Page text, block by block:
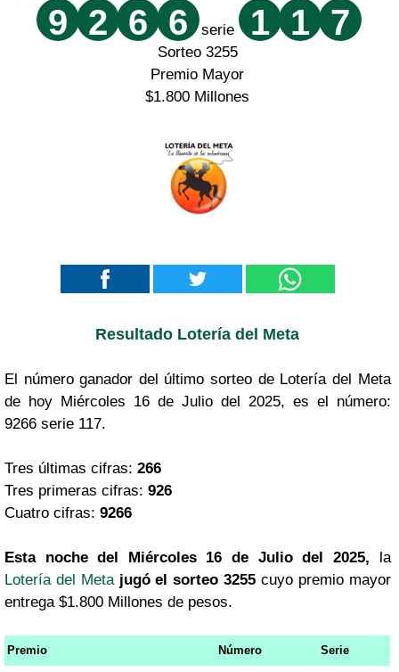
9 2 6 6 serie 1 1 7
Sorteo 3255
Premio Mayor
$1.800 Millones
Resultado Lotería del Meta
El número ganador del último sorteo de Lotería del Meta
de hoy Miércoles 16 de Julio del 2025, es el número:
9266 serie 117.
Tres últimas cifras: 266
Tres primeras cifras: 926
Cuatro cifras: 9266
Esta noche del Miércoles 16 de Julio del 2025, la
Lotería del Meta jugó el sorteo 3255 cuyo premio mayor
entrega $1.800 Millones de pesos.
Premio Número Serie